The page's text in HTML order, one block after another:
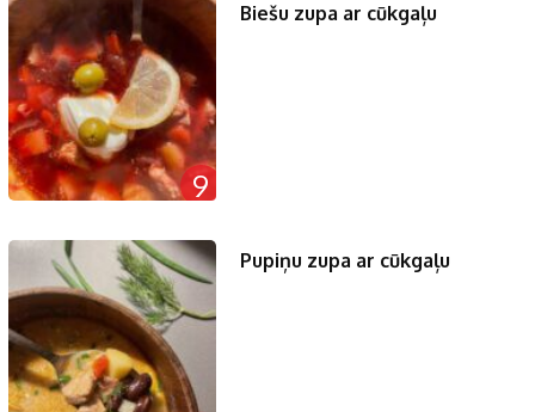
9
Biešu zupa ar cūkgaļu
Pupiņu zupa ar cūkgaļu